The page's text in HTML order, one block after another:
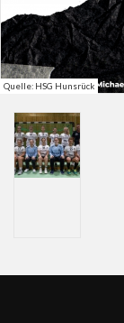
Quelle: HSG Hunsrück